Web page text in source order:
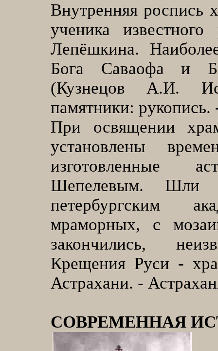
Внутренняя роспись
ученика
Лепёшкина.
Бога Саваофа и
(Кузнецов А.И.
памятники:
При освящении
установлены
изготовленные
Шепелевым. Шли
петербургским
мраморных, с
закончились,
Крещения Руси -
Астрахани. -
СОВРЕМЕННАЯ